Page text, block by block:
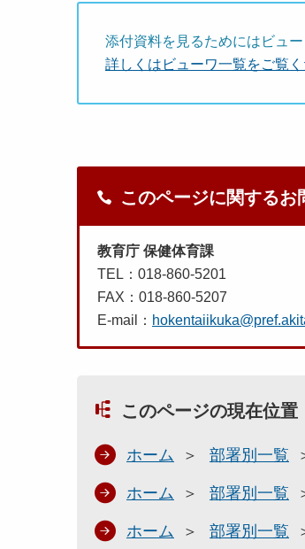
添付資料を見るためにはビュ
詳しくはビューワ一覧をご覧く
このページに関するお
教育庁 保健体育課
TEL：018-860-5201
FAX：018-860-5207
E-mail：
このページの現在位置
ホーム 部署別一覧
ホーム 部署別一覧
ホーム 部署別一覧